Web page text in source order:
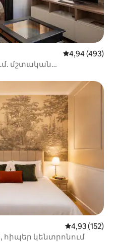
Միջին
4,94 (493)
մշտական
տները
Միջին
4,93 (152)
հիպեր կենտրոնում